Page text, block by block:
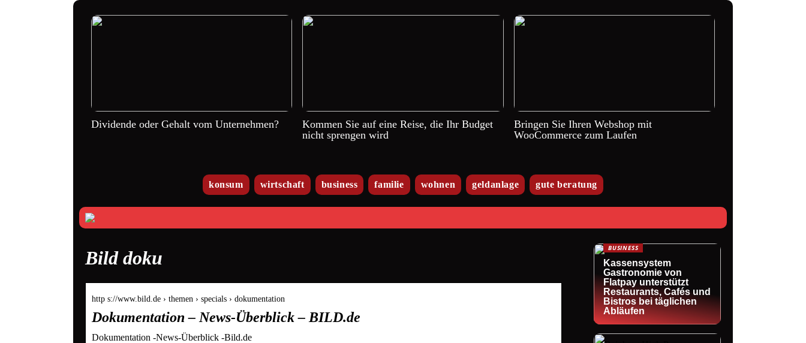
Dividende oder Gehalt vom Unternehmen?
Kommen Sie auf eine Reise, die Ihr Budget
nicht sprengen wird
Bringen Sie Ihren Webshop mit
WooCommerce zum Laufen
konsum wirtschaft business familie wohnen geldanlage gute beratung
Bild doku
http s://www.bild.de › themen › specials › dokumentation
Dokumentation – News-Überblick – BILD.de
Dokumentation -News-Überblick -Bild.de
BUSINESS
Kassensystem
Gastronomie von
Flatpay unterstützt
Restaurants, Cafés und
Bistros bei täglichen
Abläufen